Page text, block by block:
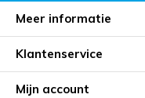
Meer informatie
Klantenservice
Mijn account